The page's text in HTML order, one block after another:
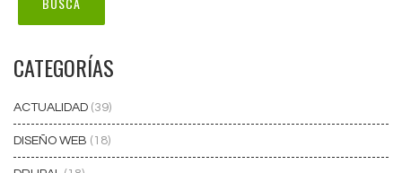
CATEGORÍAS
ACTUALIDAD (39)
DISEÑO WEB (18)